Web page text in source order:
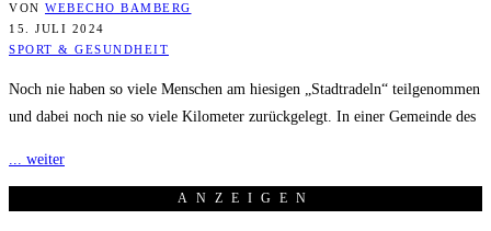
VON WEBECHO BAMBERG
15. JULI 2024
SPORT & GESUNDHEIT
Noch nie haben so viele Menschen am hiesigen „Stadtradeln“ teilgenommen
und dabei noch nie so viele Kilometer zurückgelegt. In einer Gemeinde des
... weiter
ANZEI­GEN